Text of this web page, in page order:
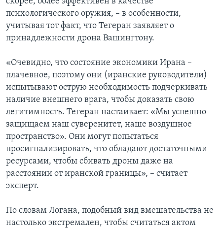
психологического оружия, – в особенности,
учитывая тот факт, что Тегеран заявляет о
принадлежности дрона Вашингтону.
«Очевидно, что состояние экономики Ирана –
плачевное, поэтому они (иранские руководители)
испытывают острую необходимость подчеркивать
наличие внешнего врага, чтобы доказать свою
легитимность. Тегеран настаивает: «Мы успешно
защищаем наш суверенитет, наше воздушное
пространство». Они могут попытаться
просигнализировать, что обладают достаточными
ресурсами, чтобы сбивать дроны даже на
расстоянии от иранской границы», – считает
эксперт.
По словам Логана, подобный вид вмешательства не
настолько экстремален, чтобы считаться актом